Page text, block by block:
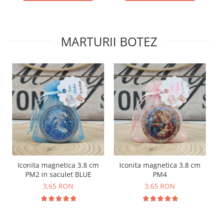
MARTURII BOTEZ
Iconita magnetica 3.8 cm
PM2 in saculet BLUE
3,65 RON
Iconita magnetica 3.8 cm
PM4
3,65 RON